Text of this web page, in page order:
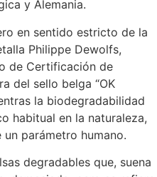
y Alemania.
en sentido estricto de la
Philippe Dewolfs,
de Certificación de
del sello belga “OK
la biodegradabilidad
habitual en la naturaleza,
parámetro humano.
degradables que, suena